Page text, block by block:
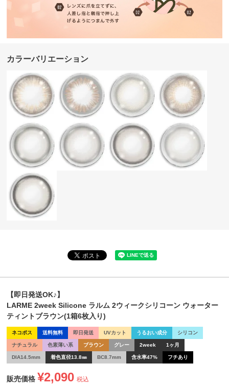
カラーバリエーション
【即日発送OK♪】
LARME 2week Silicone ラルム 2ウィークシリコーン ウォーター
ティントブラウン(1箱6枚入り)
ネコポス 送料無料 即日発送 UVカット うるおい成分 シリコン
ナチュラル 色素薄い系 ブラウン グレー 2week 1ヶ月
DIA14.5mm 着色直径13.8㎜ BC8.7mm 含水率47% フチあり
販売価格 ¥2,090 税込